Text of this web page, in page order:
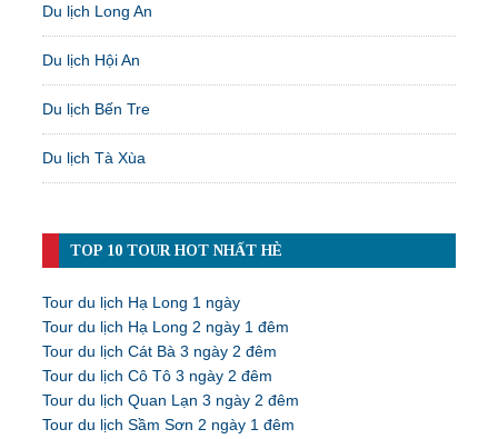
Du lịch Long An
Du lịch Hội An
Du lịch Bến Tre
Du lịch Tà Xùa
TOP 10 TOUR HOT NHẤT HÈ
Tour du lịch Hạ Long 1 ngày
Tour du lịch Hạ Long 2 ngày 1 đêm
Tour du lịch Cát Bà 3 ngày 2 đêm
Tour du lịch Cô Tô 3 ngày 2 đêm
Tour du lịch Quan Lạn 3 ngày 2 đêm
Tour du lịch Sầm Sơn 2 ngày 1 đêm